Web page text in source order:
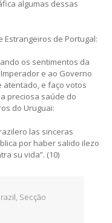
algumas dessas
Estrangeiros de Portugal:
os sentimentos da
e ao Governo
atentado, e faço votos
preciosa saúde do
do Uruguai:
las sinceras
por haber salido ilezo
su vida”. (10)
Secção